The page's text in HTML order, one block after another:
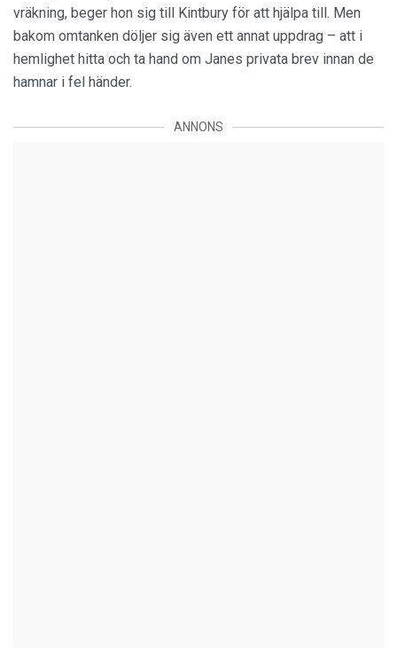
vräkning, beger hon sig till Kintbury för att hjälpa till. Men
bakom omtanken döljer sig även ett annat uppdrag – att i
hemlighet hitta och ta hand om Janes privata brev innan de
hamnar i fel händer.
ANNONS